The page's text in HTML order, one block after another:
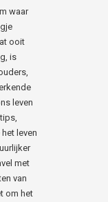
waar
ooit
is
leven
leven
met
van
om het